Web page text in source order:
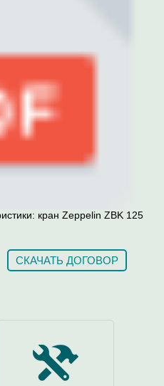
кран Zeppelin ZBK 125
СКАЧАТЬ ДОГОВОР